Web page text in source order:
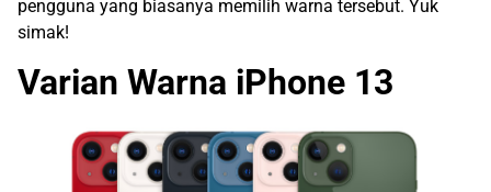
pengguna yang biasanya memilih warna tersebut. Yuk
simak!
Varian Warna iPhone 13